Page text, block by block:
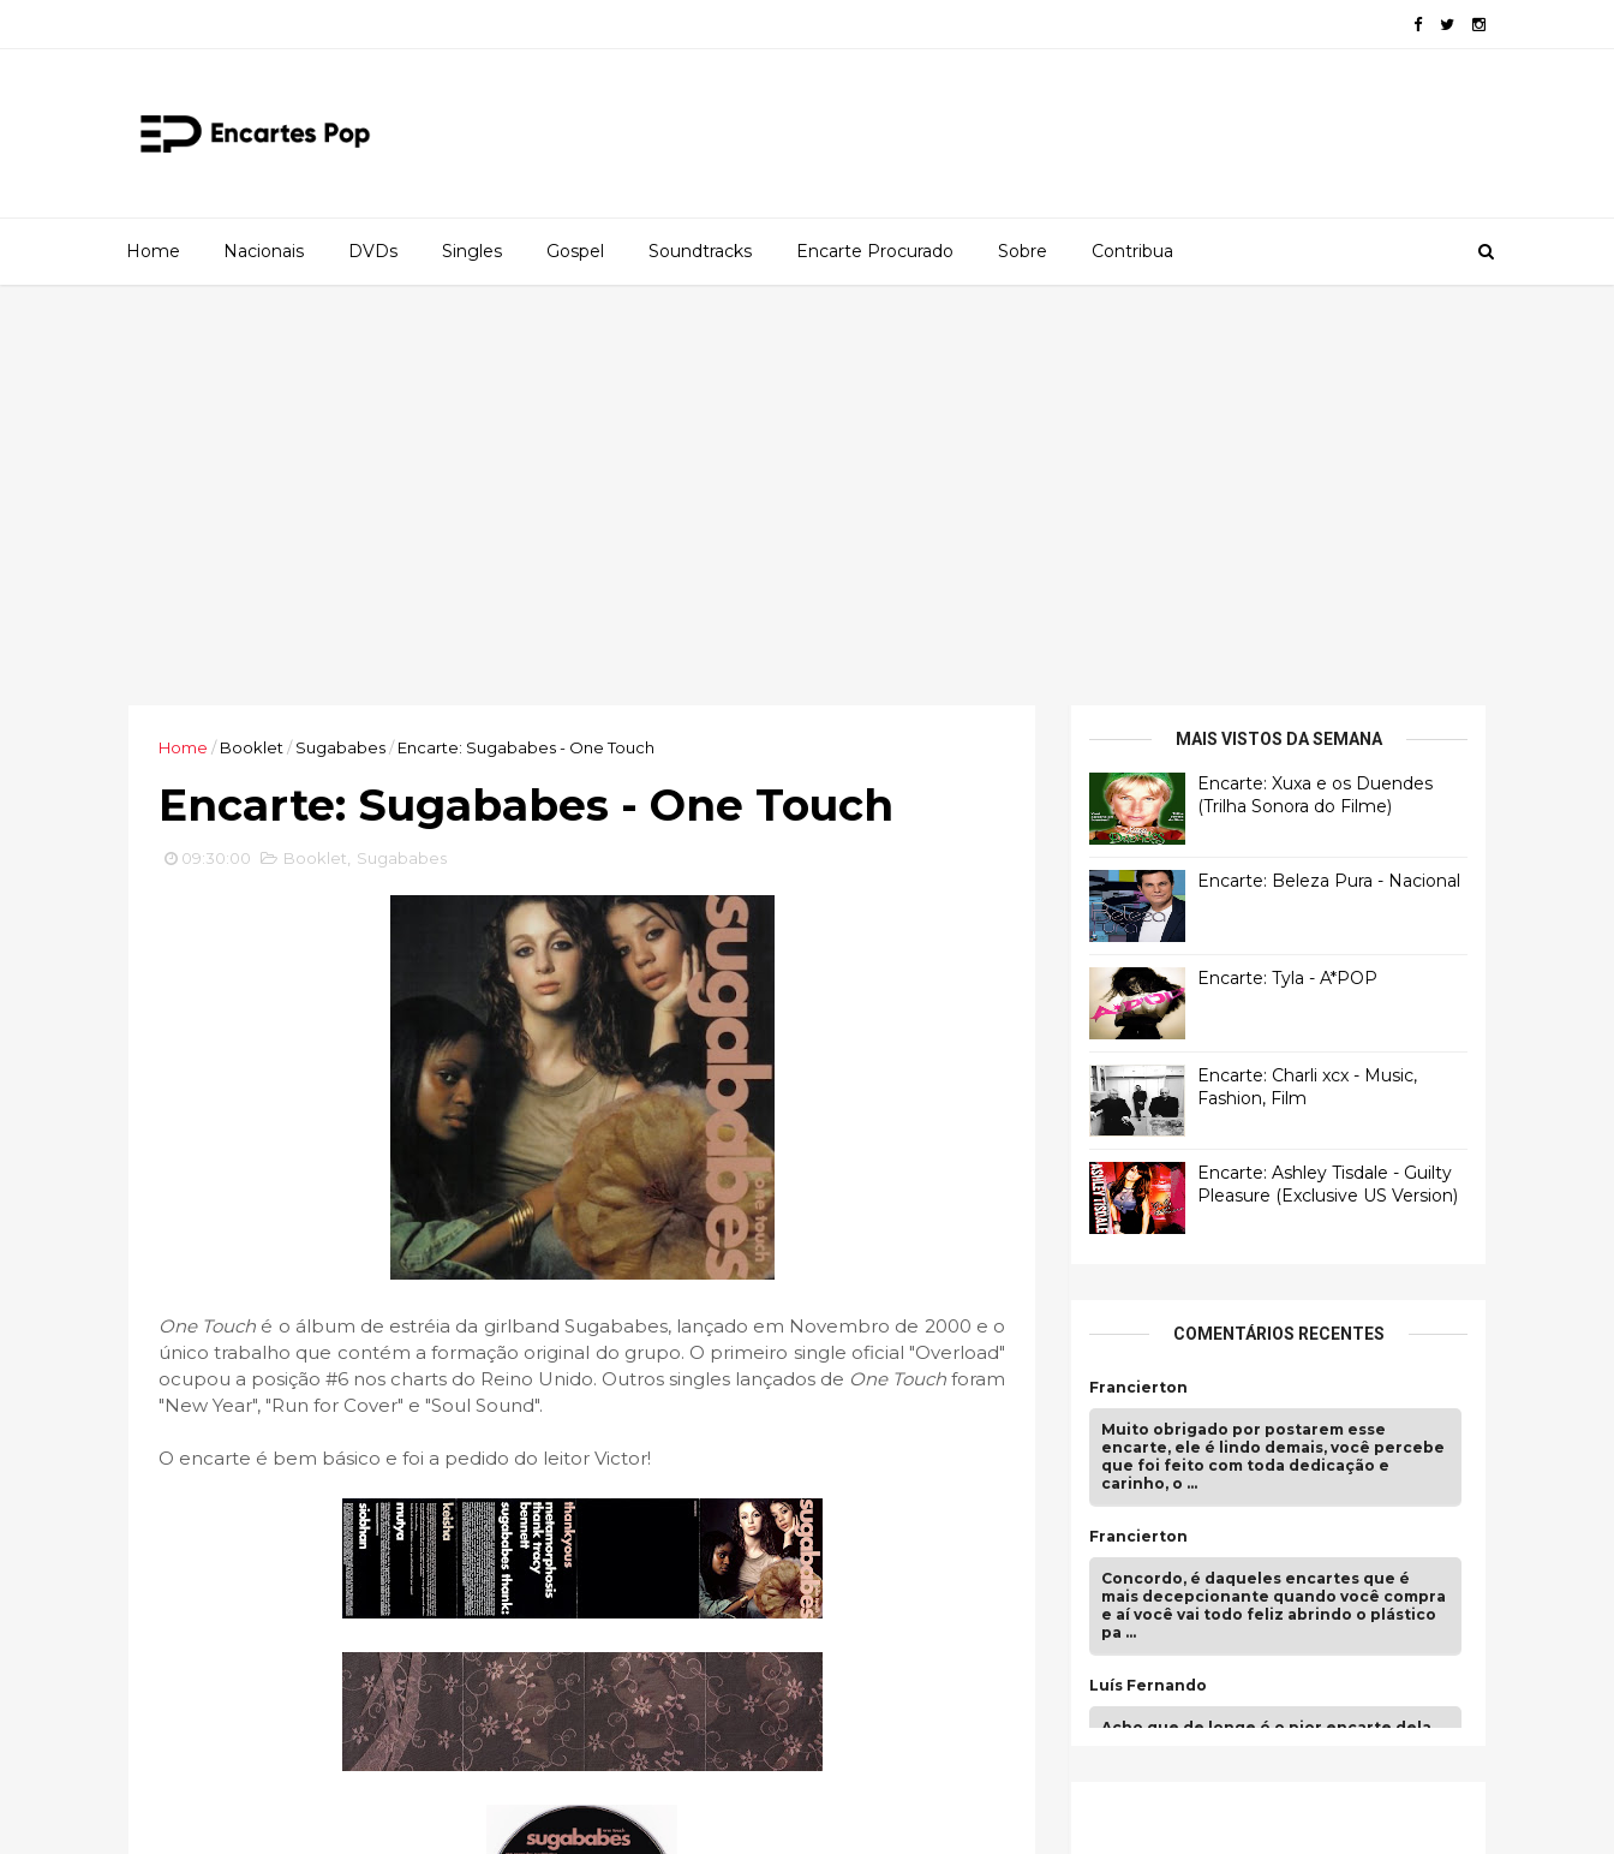
Home Nacionais DVDs Singles Gospel Soundtracks Encarte Procurado Sobre Contribua
Home / Booklet / Sugababes/ Encarte: Sugababes - One Touch
Encarte: Sugababes - One Touch
09:30:00 Booklet Sugababes
One Touch é o álbum de estréia da girlband Sugababes, lançado em Novembro de 2000 e o
único trabalho que contém a formação original do grupo. O primeiro single oficial "Overload"
ocupou a posição #6 nos charts do Reino Unido. Outros singles lançados de One Touch foram
"New Year", "Run for Cover" e "Soul Sound".
O encarte é bem básico e foi a pedido do leitor Victor!
MAIS VISTOS DA SEMANA
Encarte: Xuxa e os Duendes
(Trilha Sonora do Filme)
Encarte: Beleza Pura - Nacional
Encarte: Tyla - A*POP
Encarte: Charli xcx - Music,
Fashion, Film
Encarte: Ashley Tisdale - Guilty
Pleasure (Exclusive US Version)
COMENTÁRIOS RECENTES
Francierton
Muito obrigado por postarem esse
encarte, ele é lindo demais, você percebe
que foi feito com toda dedicação e
carinho, o …
Francierton
Concordo, é daqueles encartes que é
mais decepcionante quando você compra
e aí você vai todo feliz abrindo o plástico
pa …
Luís Fernando
Acho que de longe é o pior encarte dela.